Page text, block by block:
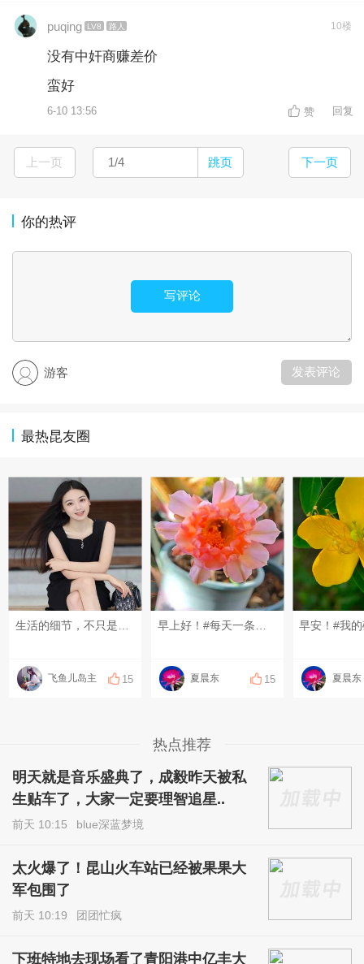
puqing LV8 路人 10楼
没有中奸商赚差价
蛮好
6-10 13:56 赞 回复
上一页 跳页 下一页
你的热评
写评论
游客 发表评论
最热昆友圈
飞鱼儿岛主 15 夏晨东 15
早安！#我
夏晨东
热点推荐
明天就是音乐盛典了，成毅昨天被私
生贴车了，大家一定要理智追星..
前天 10:15 blue深蓝梦境
太火爆了！昆山火车站已经被果果大
军包围了
前天 10:19 团团忙疯
下班特地去现场看了青阳港中亿丰大